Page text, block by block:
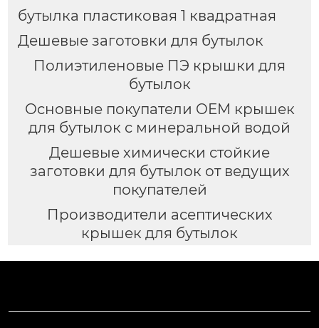
бутылка пластиковая 1 квадратная
Дешевые заготовки для бутылок
Полиэтиленовые ПЭ крышки для
бутылок
Основные покупатели OEM крышек
для бутылок с минеральной водой
Дешевые химически стойкие
заготовки для бутылок от ведущих
покупателей
Производители асептических
крышек для бутылок